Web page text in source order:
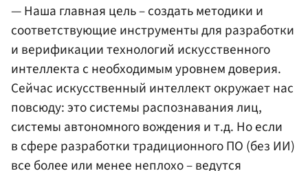
— Наша главная цель – создать методики и
соответствующие инструменты для разработки
и верификации технологий искусственного
интеллекта с необходимым уровнем доверия.
Сейчас искусственный интеллект окружает нас
повсюду: это системы распознавания лиц,
системы автономного вождения и т.д. Но если
в сфере разработки традиционного ПО (без ИИ)
все более или менее неплохо – ведутся